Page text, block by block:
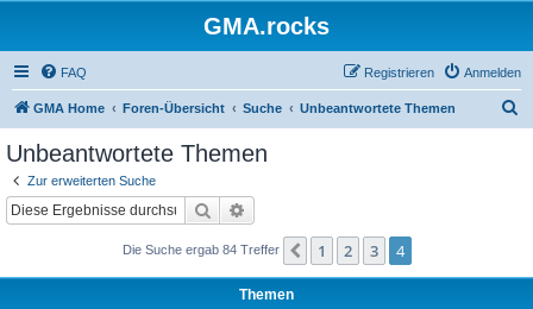
GMA.rocks
FAQ Anmelden
Registrieren
GMA Home Foren-Übersicht Suche Unbeantwortete Themen
Unbeantwortete Themen
Zur erweiterten Suche
Suche
Die Suche ergab 84 Treffer Vorherige
1 2 3 4
Themen